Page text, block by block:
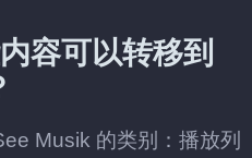
容可以转移到
Musik 的类别：播放列